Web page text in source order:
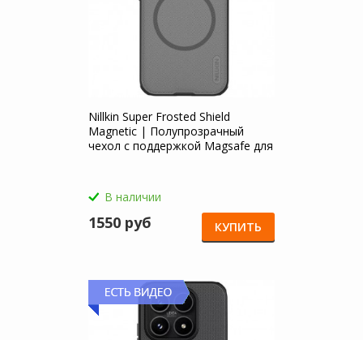
Nillkin Super Frosted Shield
Magnetic | Полупрозрачный
чехол с поддержкой Magsafe для
В наличии
1550 руб КУПИТЬ